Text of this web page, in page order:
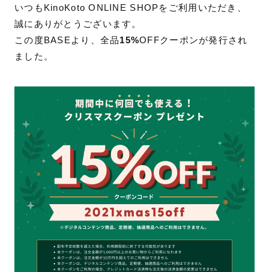
いつもKinoKoto ONLINE SHOPをご利用いただき、
誠にありがとうございます。
この度BASEより、全品15%OFFクーポンが発行され
ました。